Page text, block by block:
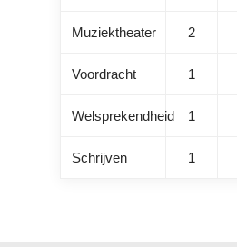
Muziektheater 2
Voordracht 1
Welsprekendheid 1
Schrijven 1